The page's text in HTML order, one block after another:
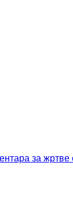
за жртве